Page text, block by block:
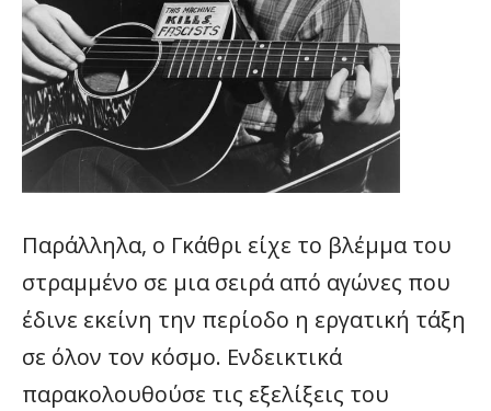
Παράλληλα, ο Γκάθρι είχε το βλέμμα του
στραμμένο σε μια σειρά από αγώνες που
έδινε εκείνη την περίοδο η εργατική τάξη
σε όλον τον κόσμο. Ενδεικτικά
παρακολουθούσε τις εξελίξεις του